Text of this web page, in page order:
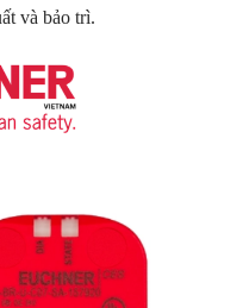
và bảo trì.